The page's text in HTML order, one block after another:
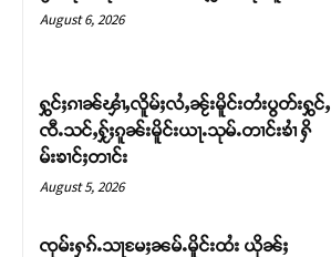
August 6, 2026
ႁွင်ႈၵၢၼ်ၾၢႆႇလိူမ်ႈလႆႇၼႂ်းမိူင်းတႆးပွတ်းႁွင်ႇ
ၸီႉသင်ႇႁႂ်ႈၵူၼ်းမိူင်းယႃႉသုမ်ႉတၢင်းၶၢႆ ႁိ
မ်းၶၢင်ႈတၢင်း
August 5, 2026
ၸုမ်းႁၵ်ႉသႃမႄႈၼမ်ႉမိူင်းထႆး ယိုၼ်ႈ